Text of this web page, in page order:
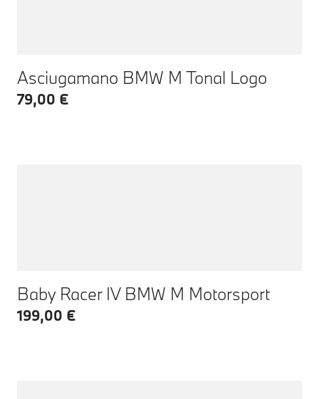
Asciugamano BMW M Tonal Logo
79,00 €
Baby Racer IV BMW M Motorsport
199,00 €